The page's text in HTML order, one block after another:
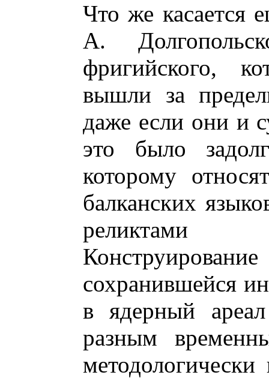
Что же касается
А.
фригийского,
вышли за
даже если они и
это было
которому
балканских
реликтами
сохранившейся
в ядерный
разным